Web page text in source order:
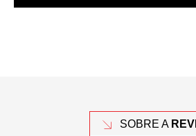
SOBRE A